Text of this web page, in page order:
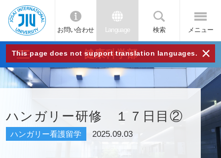
JIU
城西
国際
大学
お問い合わせ Language 検索 メニュー
This page does not support translation languages. ×
健康科学部
ハンガリー研修 １７日目②
ハンガリー看護留学 2025.09.03